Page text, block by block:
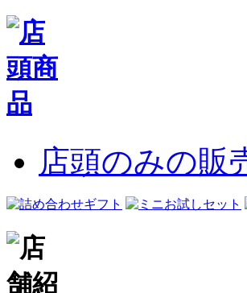
店頭のみの販